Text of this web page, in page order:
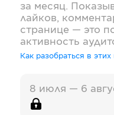
за месяц.
лайков,
странице — это
активность
Как разобраться в
8 июля — 6